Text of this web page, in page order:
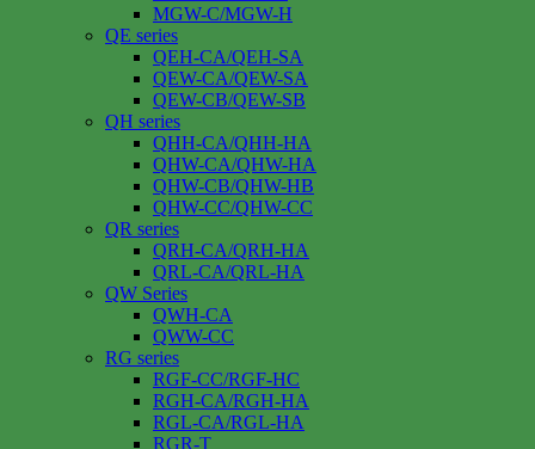
MGW-C/MGW-H
QE series
QEH-CA/QEH-SA
QEW-CA/QEW-SA
QEW-CB/QEW-SB
QH series
QHH-CA/QHH-HA
QHW-CA/QHW-HA
QHW-CB/QHW-HB
QHW-CC/QHW-CC
QR series
QRH-CA/QRH-HA
QRL-CA/QRL-HA
QW Series
QWH-CA
QWW-CC
RG series
RGF-CC/RGF-HC
RGH-CA/RGH-HA
RGL-CA/RGL-HA
RGR-T